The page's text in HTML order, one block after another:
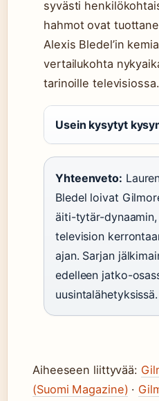
syvästi
hahmot ovat
Alexis Bledel’in
vertailukohta
tarinoille televisiossa.
Usein kysytyt
Yhteenveto:
Bledel loivat
äiti-tytär-
television
ajan. Sarjan
edelleen jatko-
uusintalähetyksissä.
Aiheeseen liittyvää:
(Suomi Magazine) ·